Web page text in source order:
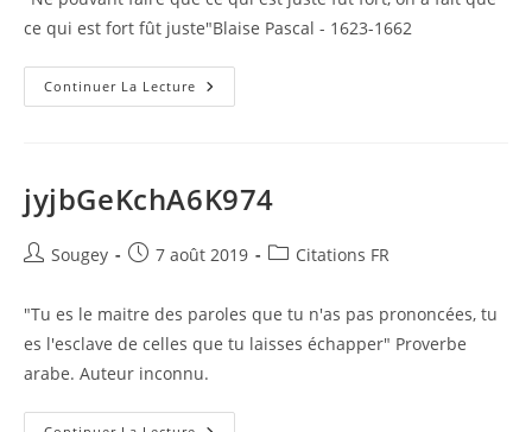
publication :
ce qui est fort fût juste"Blaise Pascal - 1623-1662
Continuer La Lecture UZw2ozsgbb9qxny
jyjbGeKchA6K974
Auteur/autrice
la
publication :
Sougey
Publication
7 août 2019
PostCitations FR
"Tu es le maitre des paroles que tu n'as pas prononcées, tu
es l'esclave de celles que tu laisses échapper" Proverbe
arabe. Auteur inconnu.